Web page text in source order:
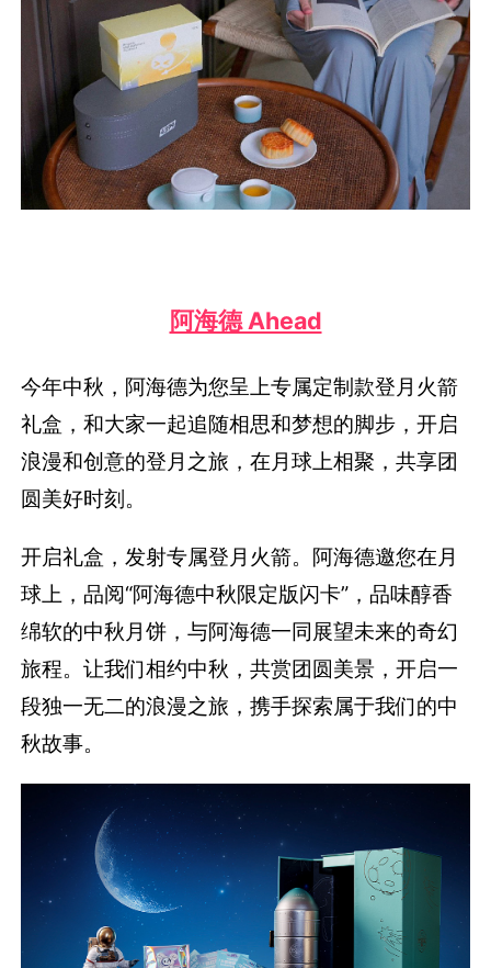
阿海德 Ahead
今年中秋，阿海德为您呈上专属定制款登月火箭
礼盒，和大家一起追随相思和梦想的脚步，开启
浪漫和创意的登月之旅，在月球上相聚，共享团
圆美好时刻。
开启礼盒，发射专属登月火箭。阿海德邀您在月
球上，品阅“阿海德中秋限定版闪卡”，品味醇香
绵软的中秋月饼，与阿海德一同展望未来的奇幻
旅程。让我们相约中秋，共赏团圆美景，开启一
段独一无二的浪漫之旅，携手探索属于我们的中
秋故事。